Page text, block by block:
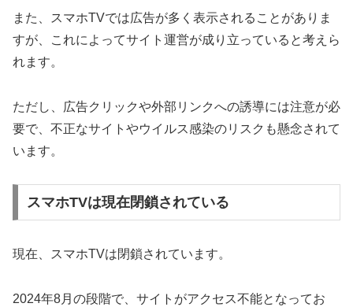
また、スマホTVでは広告が多く表示されることがありま
すが、これによってサイト運営が成り立っていると考えら
れます。
ただし、広告クリックや外部リンクへの誘導には注意が必
要で、不正なサイトやウイルス感染のリスクも懸念されて
います。
スマホTVは現在閉鎖されている
現在、スマホTVは閉鎖されています。
2024年8月の段階で、サイトがアクセス不能となってお